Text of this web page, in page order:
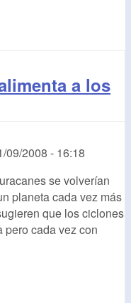
a los
09/2008 - 16:18
se volverían
planeta cada vez más
que los ciclones
pero cada vez con